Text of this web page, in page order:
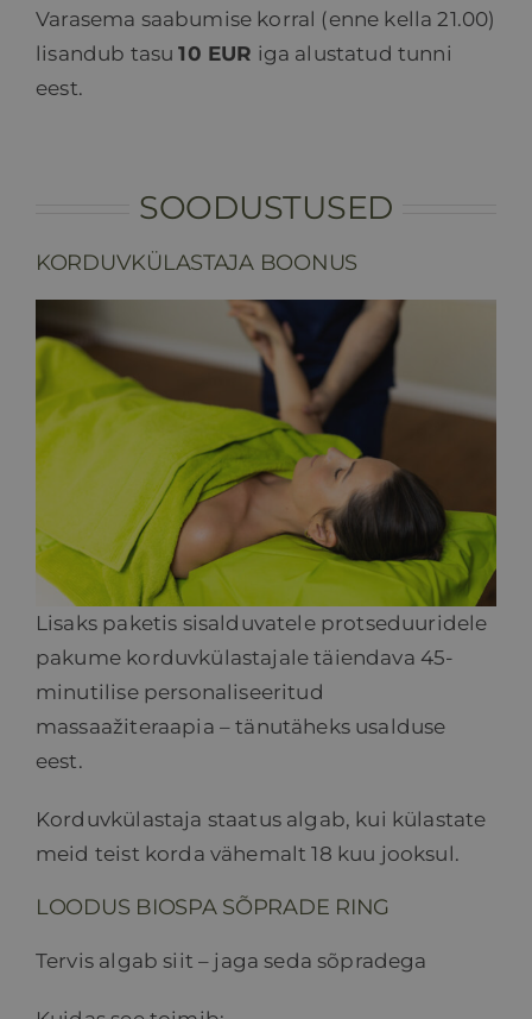
Varasema saabumise korral (enne kella 21.00)
lisandub tasu10 EUR iga alustatud tunni
eest.
SOODUSTUSED
KORDUVKÜLASTAJA BOONUS
Lisaks paketis sisalduvatele protseduuridele
pakume korduvkülastajale täiendava 45-
minutilise personaliseeritud
massaažiteraapia – tänutäheks usalduse
eest.
Korduvkülastaja staatus algab, kui külastate
meid teist korda vähemalt 18 kuu jooksul.
LOODUS BIOSPA SÕPRADE RING
Tervis algab siit – jaga seda sõpradega